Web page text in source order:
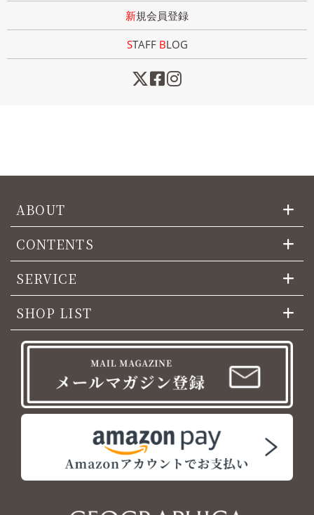
新規会員登録
STAFF BLOG
ABOUT
CONTENTS
SERVICE
SHOP LIST